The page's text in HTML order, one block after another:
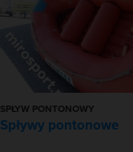
SPŁYW PONTONOWY
Spływy pontonowe